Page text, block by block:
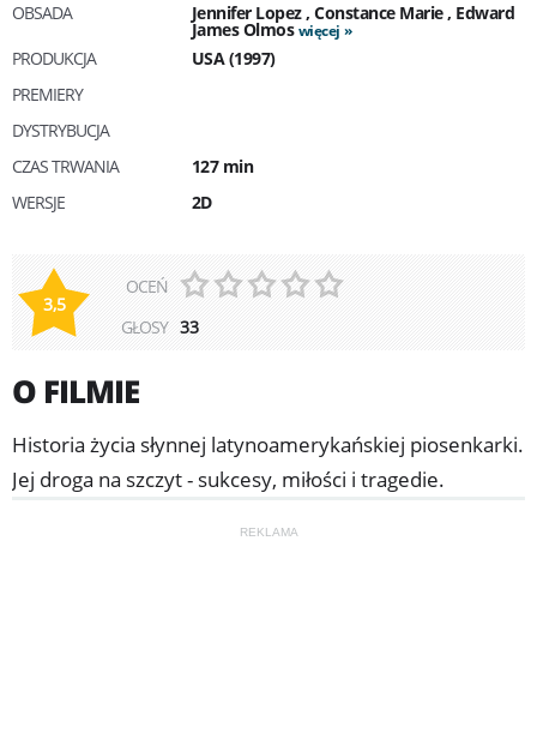
OBSADA
Jennifer Lopez,Constance Marie, Edward
James Olmos więcej
PRODUKCJA
USA (1997)
PREMIERY
DYSTRYBUCJA
CZAS TRWANIA
127 min
WERSJE
2D
3,5
OCEŃ
GŁOSY 33
O FILMIE
Historia życia słynnej latynoamerykańskiej piosenkarki.
Jej droga na szczyt - sukcesy, miłości i tragedie.
REKLAMA